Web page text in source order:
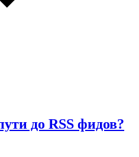
до RSS фидов?